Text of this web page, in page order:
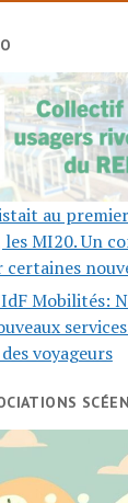
au
les MI20. Un
Mobilités:
voyageurs